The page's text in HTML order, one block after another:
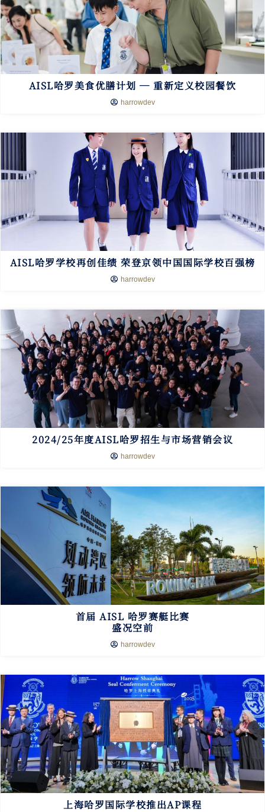
AISL哈罗美食优膳计划 ─ 重新定义校园餐饮
harrowdev
AISL哈罗学校再创佳绩 荣登京领中国国际学校百强榜
harrowdev
2024/25年度AISL哈罗招生与市场营销会议
harrowdev
首届 AISL 哈罗赛艇比赛
盛况空前
harrowdev
上海哈罗国际学校推出AP课程